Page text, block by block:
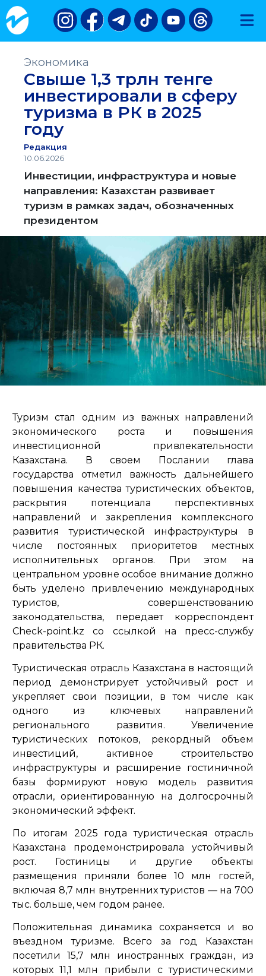
Экономика
Свыше 1,3 трлн тенге
инвестировали в сферу
туризма в РК в 2025
году
Редакция
10.06.2026
Инвестиции, инфраструктура и новые
направления: Казахстан развивает
туризм в рамках задач, обозначенных
президентом
Туризм стал одним из важных направлений
экономического роста и повышения
инвестиционной привлекательности
Казахстана. В своем Послании глава
государства отметил важность дальнейшего
повышения качества туристических объектов,
раскрытия потенциала перспективных
направлений и закрепления комплексного
развития туристической инфраструктуры в
числе постоянных приоритетов местных
исполнительных органов. При этом на
центральном уровне особое внимание должно
быть уделено привлечению международных
туристов, совершенствованию
законодательства, передает корреспондент
Check-point.kz со ссылкой на пресс-службу
правительства РК.
Туристическая отрасль Казахстана в настоящий
период демонстрирует устойчивый рост и
укрепляет свои позиции, в том числе как
одного из ключевых направлений
регионального развития. Увеличение
туристических потоков, рекордный объем
инвестиций, активное строительство
инфраструктуры и расширение гостиничной
базы формируют новую модель развития
отрасли, ориентированную на долгосрочный
экономический эффект.
По итогам 2025 года туристическая отрасль
Казахстана продемонстрировала устойчивый
рост. Гостиницы и другие объекты
размещения приняли более 10 млн гостей,
включая 8,7 млн внутренних туристов — на 700
тыс. больше, чем годом ранее.
Положительная динамика сохраняется и во
въездном туризме. Всего за год Казахстан
посетили 15,7 млн иностранных граждан, из
которых 11,1 млн прибыли с туристическими